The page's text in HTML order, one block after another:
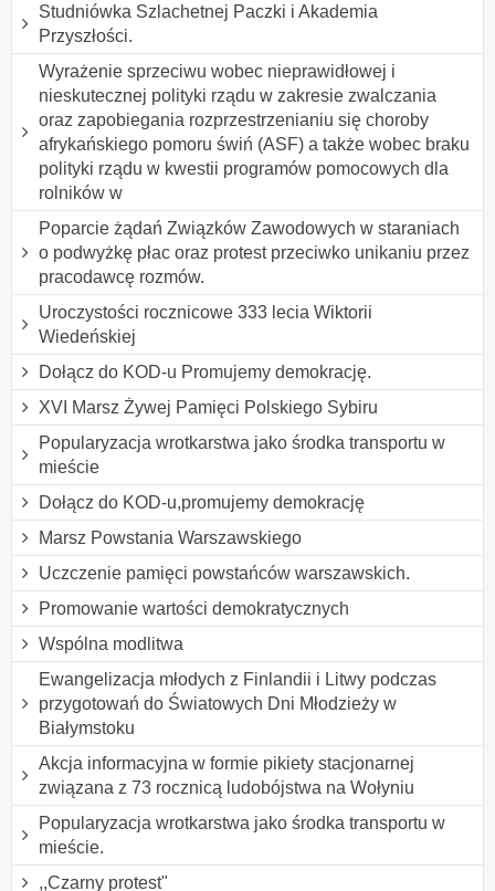
Studniówka Szlachetnej Paczki i Akademia
Przyszłości.
Wyrażenie sprzeciwu wobec nieprawidłowej i
nieskutecznej polityki rządu w zakresie zwalczania
oraz zapobiegania rozprzestrzenianiu się choroby
afrykańskiego pomoru świń (ASF) a także wobec braku
polityki rządu w kwestii programów pomocowych dla
rolników w
Poparcie żądań Związków Zawodowych w staraniach
o podwyżkę płac oraz protest przeciwko unikaniu przez
pracodawcę rozmów.
Uroczystości rocznicowe 333 lecia Wiktorii
Wiedeńskiej
Dołącz do KOD-u Promujemy demokrację.
XVI Marsz Żywej Pamięci Polskiego Sybiru
Popularyzacja wrotkarstwa jako środka transportu w
mieście
Dołącz do KOD-u,promujemy demokrację
Marsz Powstania Warszawskiego
Uczczenie pamięci powstańców warszawskich.
Promowanie wartości demokratycznych
Wspólna modlitwa
Ewangelizacja młodych z Finlandii i Litwy podczas
przygotowań do Światowych Dni Młodzieży w
Białymstoku
Akcja informacyjna w formie pikiety stacjonarnej
związana z 73 rocznicą ludobójstwa na Wołyniu
Popularyzacja wrotkarstwa jako środka transportu w
mieście.
,,Czarny protest"